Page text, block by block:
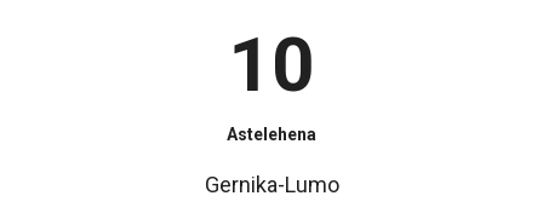
10
Astelehena
Gernika-Lumo